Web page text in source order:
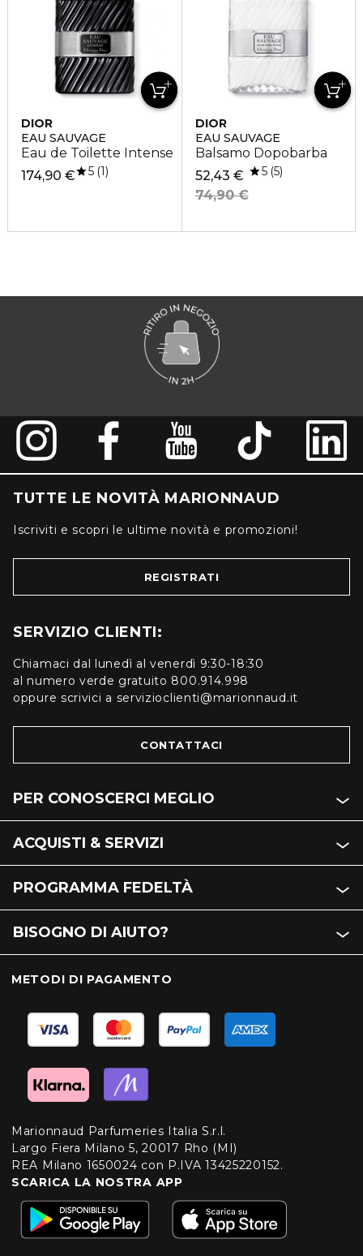
DIOR
EAU SAUVAGE
Eau de Toilette Intense
174,90 €
5 1
DIOR
EAU SAUVAGE
Balsamo Dopobarba
52,43 €
74,90 €
5 5
TUTTE LE NOVITÀ MARIONNAUD
Iscriviti e scopri le ultime novità e promozioni!
REGISTRATI
SERVIZIO CLIENTI:
Chiamaci dal lunedì al venerdì 9:30-18:30
al numero verde gratuito 800.914.998
oppure scrivici a servizioclienti@marionnaud.it
CONTATTACI
PER CONOSCERCI MEGLIO
ACQUISTI & SERVIZI
PROGRAMMA FEDELTÀ
BISOGNO DI AIUTO?
METODI DI PAGAMENTO
Marionnaud Parfumeries Italia S.r.l.
Largo Fiera Milano 5, 20017 Rho (MI)
REA Milano 1650024 con P.IVA 13425220152.
SCARICA LA NOSTRA APP